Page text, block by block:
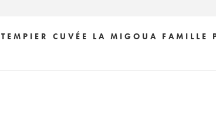
CUVÉE LA MIGOUA FAMILLE